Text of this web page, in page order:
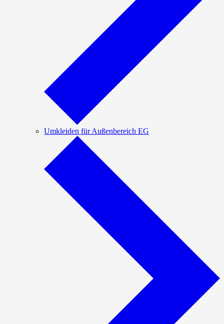
Umkleiden für Außenbereich EG